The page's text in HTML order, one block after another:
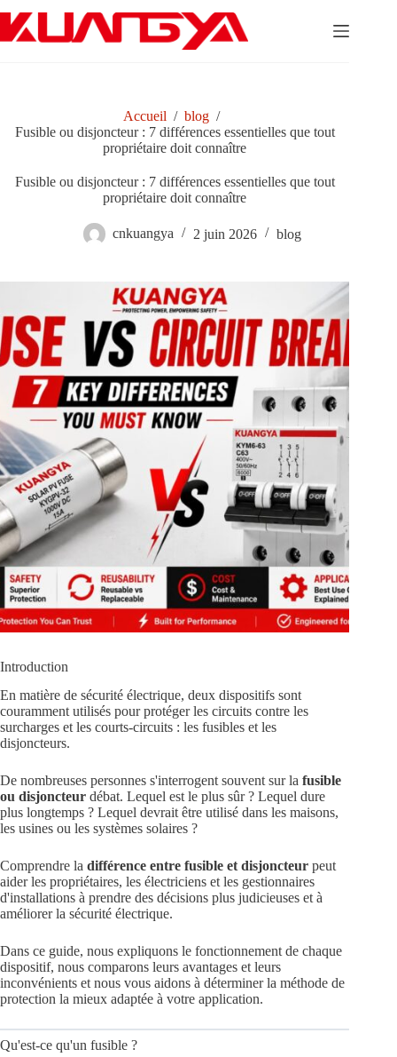
au
contenu
Accueil / blog /
Fusible ou disjoncteur : 7 différences essentielles que tout
propriétaire doit connaître
Fusible ou disjoncteur : 7 différences essentielles que tout
propriétaire doit connaître
cnkuangya 2 juin 2026 blog
Introduction
En matière de sécurité électrique, deux dispositifs sont
couramment utilisés pour protéger les circuits contre les
surcharges et les courts-circuits : les fusibles et les
disjoncteurs.
De nombreuses personnes s'interrogent souvent sur la fusible
ou disjoncteur débat. Lequel est le plus sûr ? Lequel dure
plus longtemps ? Lequel devrait être utilisé dans les maisons,
les usines ou les systèmes solaires ?
Comprendre la différence entre fusible et disjoncteur peut
aider les propriétaires, les électriciens et les gestionnaires
d'installations à prendre des décisions plus judicieuses et à
améliorer la sécurité électrique.
Dans ce guide, nous expliquons le fonctionnement de chaque
dispositif, nous comparons leurs avantages et leurs
inconvénients et nous vous aidons à déterminer la méthode de
protection la mieux adaptée à votre application.
Qu'est-ce qu'un fusible ?